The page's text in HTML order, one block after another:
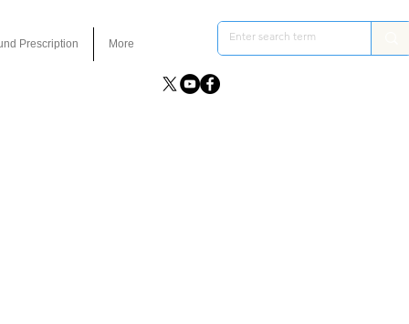
Prescription More